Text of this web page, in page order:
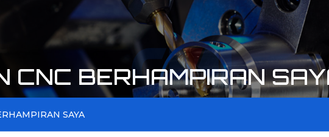
CNC BERHAMPIRAN
SAYA